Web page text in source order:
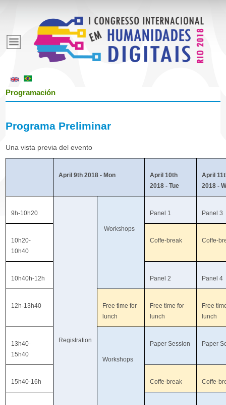
contenido
E
e
n
t
s
F
G
V
Programación
Programa Preliminar
Una vista previa del evento
April 9th 2018 - Mon
April 10th
2018 - Tue
April
2018 -
9h-10h20
Registration
Workshops
Panel 1 Panel 3
10h20-
10h40
Coffe-break Coffe-
10h40h-12h Panel 2 Panel 4
12h-13h40
Free time for
lunch
Free time for
lunch
Free
lunch
13h40-
15h40
Workshops
Paper Session Paper
15h40-16h Coffe-break Coffe-